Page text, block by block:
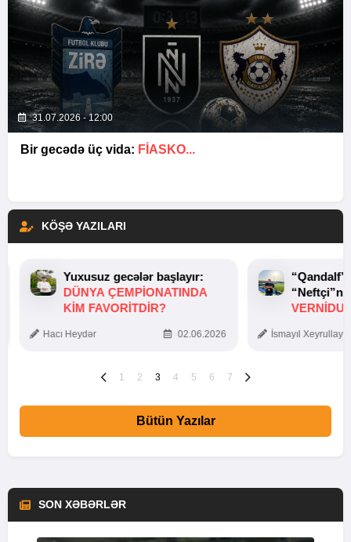
31.07.2026 - 12:00
Bir gecədə üç vida: FIASKO...
KÖŞƏ YAZILARI
Yuxusuz gecələr başlayır:
DÜNYA ÇEMPIONATINDA
KIM FAVORITDIR?
Hacı Heydər 02.06.2026 İsmayıl
1 2 3 4 5 6 7
Bütün Yazılar
SON XƏBƏRLƏR